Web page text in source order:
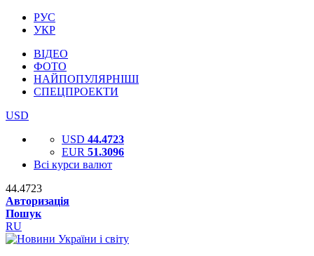
РУС
УКР
ВІДЕО
ФОТО
НАЙПОПУЛЯРНІШІ
СПЕЦПРОЕКТИ
USD
USD 44.4723
EUR 51.3096
Всі курси валют
44.4723
Авторизація
Пошук
RU